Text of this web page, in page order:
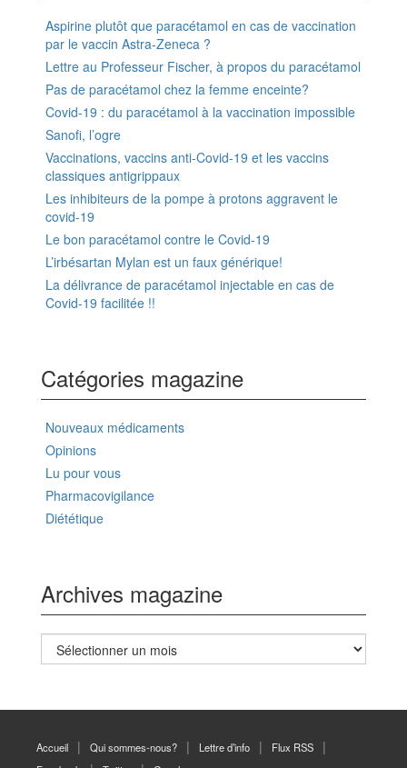
Aspirine plutôt que paracétamol en cas de vaccination
par le vaccin Astra-Zeneca ?
Lettre au Professeur Fischer, à propos du paracétamol
Pas de paracétamol chez la femme enceinte?
Covid-19 : du paracétamol à la vaccination impossible
Sanofi, l’ogre
Vaccinations, vaccins anti-Covid-19 et les vaccins
classiques antigrippaux
Les inhibiteurs de la pompe à protons aggravent le
covid-19
Le bon paracétamol contre le Covid-19
L’irbésartan Mylan est un faux générique!
La délivrance de paracétamol injectable en cas de
Covid-19 facilitée !!
Catégories magazine
Nouveaux médicaments
Opinions
Lu pour vous
Pharmacovigilance
Diététique
Archives magazine
Archives
magazine
Accueil Qui sommes-nous? Lettre d’info
Flux RSS